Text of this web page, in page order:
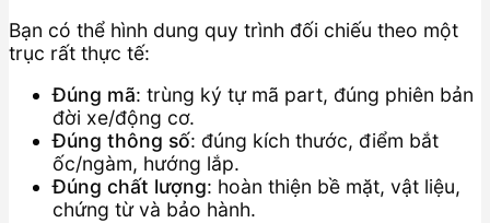
Bạn có thể hình dung quy trình đối chiếu theo một
trục rất thực tế:
Đúng mã: trùng ký tự mã part, đúng phiên bản
đời xe/động cơ.
Đúng thông số: đúng kích thước, điểm bắt
ốc/ngàm, hướng lắp.
Đúng chất lượng: hoàn thiện bề mặt, vật liệu,
chứng từ và bảo hành.